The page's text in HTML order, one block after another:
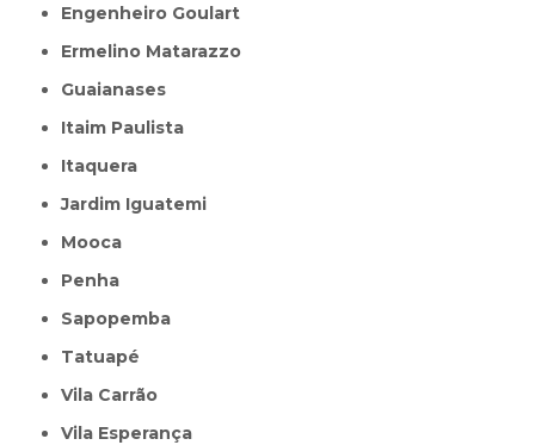
Engenheiro Goulart
Ermelino Matarazzo
Guaianases
Itaim Paulista
Itaquera
Jardim Iguatemi
Mooca
Penha
Sapopemba
Tatuapé
Vila Carrão
Vila Esperança